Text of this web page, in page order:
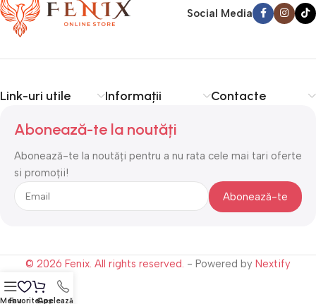
Social Media
Link-uri utile Informații Contacte
Abonează-te la noutăți
Abonează-te la noutăți pentru a nu rata cele mai tari oferte
si promoții!
© 2026 Fenix. All rights reserved. - Powered by Nextify
MenuFavoriteCoș
Apelează-ne